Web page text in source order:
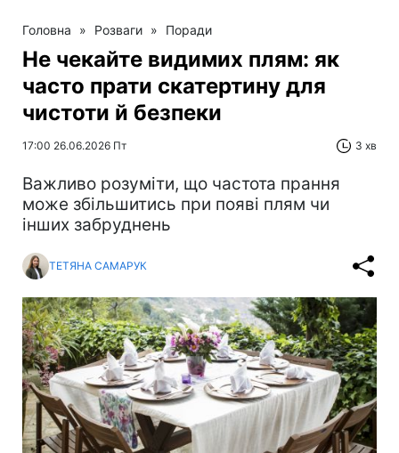
Головна » Розваги » Поради
Не чекайте видимих плям: як
часто прати скатертину для
чистоти й безпеки
17:00 26.06.2026 Пт 3 хв
Важливо розуміти, що частота прання
може збільшитись при появі плям чи
інших забруднень
ТЕТЯНА САМАРУК